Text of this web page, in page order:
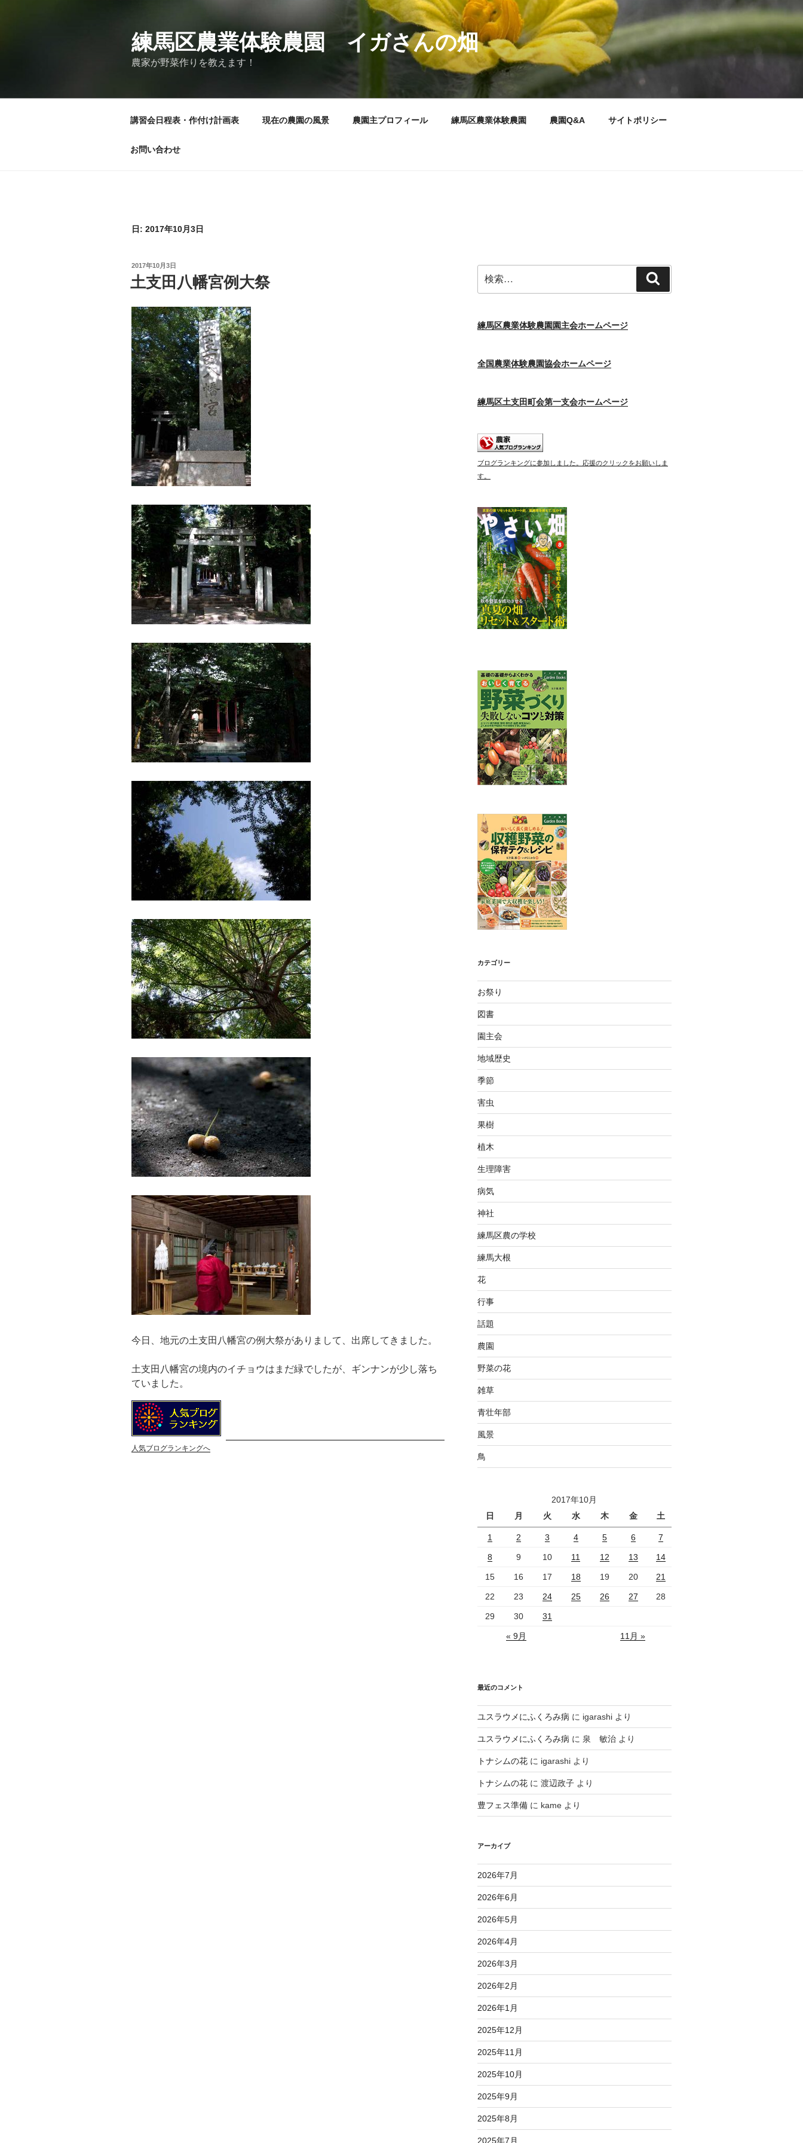
練馬区農業体験農園 イガさんの畑
農家が野菜作りを教えます！
講習会日程表・作付け計画表 現在の農園の風景 農園主プロフィール 練馬区農業体験農園 農園Q&A サイトポリシー
お問い合わせ
日: 2017年10月3日
投
稿
2017年10月3日
土支田八幡宮例大祭
今日、地元の土支田八幡宮の例大祭がありまして、出席してきました。
土支田八幡宮の境内のイチョウはまだ緑でしたが、ギンナンが少し落ち
ていました。
人気ブログランキングへ
索:
索
練馬区農業体験農園園主会ホームページ
全国農業体験農園協会ホームページ
練馬区土支田町会第一支会ホームページ
ブログランキングに参加しました。応援のクリックをお願いしま
す。
カテゴリー
お祭り
図書
園主会
地域歴史
季節
害虫
果樹
植木
生理障害
病気
神社
練馬区農の学校
練馬大根
花
行事
話題
農園
野菜の花
雑草
青壮年部
風景
鳥
2017年10月
日
月 火 水 木 金 土
1 2 3 4 5 6 7
8 9 10 11 12 13 14
15 16 17 18 19 20 21
22 23 24 25 26 27 28
29 30 31
« 9月 11月 »
最近のコメント
ユスラウメにふくろみ病 に igarashiより
ユスラウメにふくろみ病 に 泉 敏治より
トナシムの花に igarashiより
トナシムの花に 渡辺政子より
豊フェス準備に kameより
アーカイブ
2026年7月
2026年6月
2026年5月
2026年4月
2026年3月
2026年2月
2026年1月
2025年12月
2025年11月
2025年10月
2025年9月
2025年8月
2025年7月